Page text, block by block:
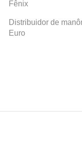
Agatec do Brasil...
Continue Lendo...
Fênix
Distribuidor de
Euro